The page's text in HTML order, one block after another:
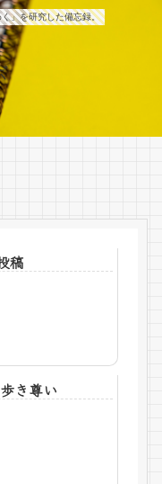
」を研究した備忘録。
稿
き尊い